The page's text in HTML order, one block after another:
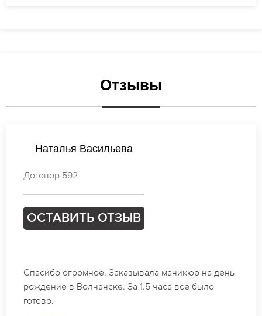
Отзывы
Ксения Петрова
Договор 571
ОСТАВИТЬ ОТЗЫВ
Идеальные специалисты своего дела по
маникюру в Волчанске. Замечательный результат.
Буду обращаться еще.